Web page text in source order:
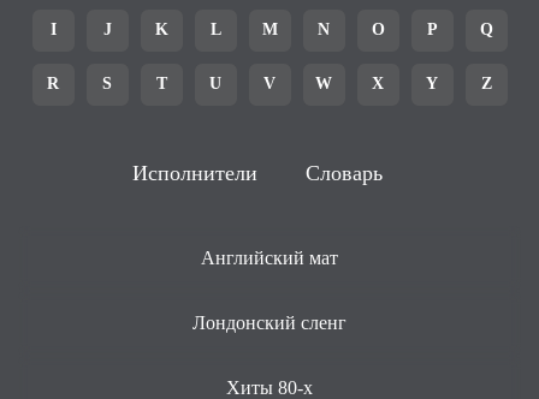
I J K L M N O P Q
R S T U V W X Y Z
Исполнители Словарь
Английский мат
Лондонский сленг
Хиты 80-х